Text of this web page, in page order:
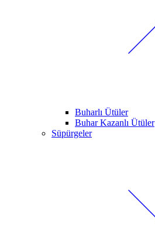
Buharlı Ütüler
Buhar Kazanlı Ütüler
Süpürgeler